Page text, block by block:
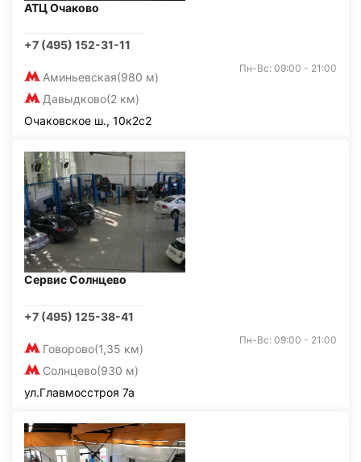
АТЦ Очаково
+7 (495) 152-31-11
Аминьевская(980 м)
Давыдково(2 км)
Пн-Вс: 09:00 - 21:00
Очаковское ш., 10к2с2
Сервис Солнцево
+7 (495) 125-38-41
Говорово(1,35 км)
Солнцево(930 м)
Пн-Вс: 09:00 - 21:00
ул.Главмосстроя 7а